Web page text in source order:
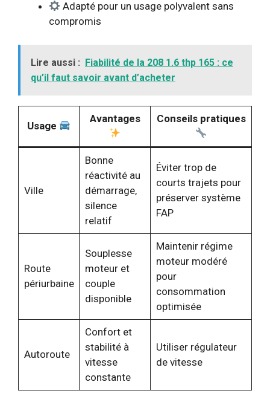
Adapté pour un usage polyvalent sans
compromis
Lire aussi : Fiabilité de la 208 1.6 thp 165 : ce
qu’il faut savoir avant d’acheter
Usage
Avantages Conseils pratiques
Ville
Bonne
réactivité au
démarrage,
silence
relatif
Éviter trop de
courts trajets pour
préserver système
FAP
Route
périurbaine
Souplesse
moteur et
couple
disponible
Maintenir régime
moteur modéré
pour
consommation
optimisée
Autoroute
Confort et
stabilité à
vitesse
constante
Utiliser régulateur
de vitesse